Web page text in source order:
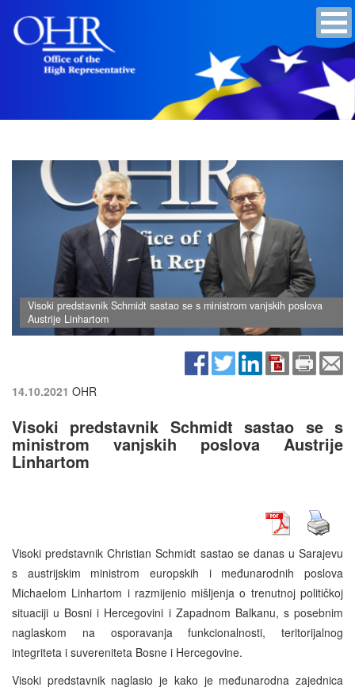
Visoki predstavnik Schmidt sastao se s ministrom vanjskih poslova
Austrije Linhartom
14.10.2021 OHR
Visoki predstavnik Schmidt sastao se s
ministrom vanjskih poslova Austrije
Linhartom
Visoki predstavnik Christian Schmidt sastao se danas u Sarajevu
s austrijskim ministrom europskih i međunarodnih poslova
Michaelom Linhartom i razmijenio mišljenja o trenutnoj političkoj
situaciji u Bosni i Hercegovini i Zapadnom Balkanu, s posebnim
naglaskom na osporavanja funkcionalnosti, teritorijalnog
integriteta i suvereniteta Bosne i Hercegovine.
Visoki predstavnik naglasio je kako je međunarodna zajednica